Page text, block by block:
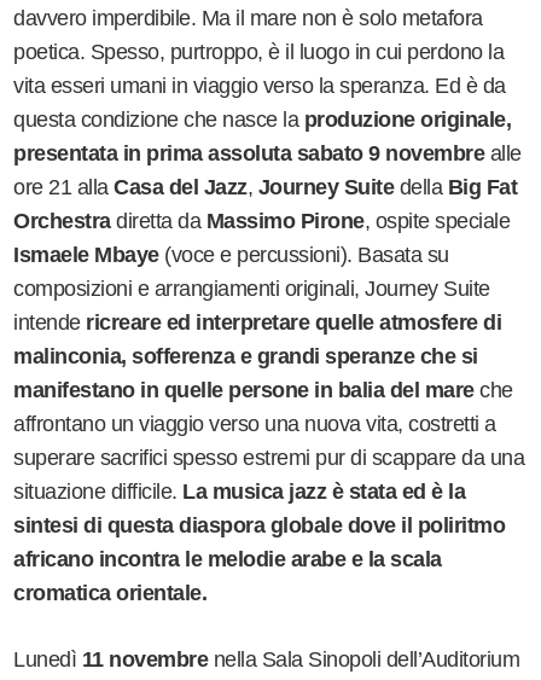
davvero imperdibile. Ma il mare non è solo metafora
poetica. Spesso, purtroppo, è il luogo in cui perdono la
vita esseri umani in viaggio verso la speranza. Ed è da
questa condizione che nasce la produzione originale,
presentata in prima assoluta sabato 9 novembrealle
ore 21 allaCasa del Jazz, Journey Suitedella Big Fat
Orchestradiretta da Massimo Pirone, ospite speciale
Ismaele Mbaye(voce e percussioni). Basata su
composizioni e arrangiamenti originali,Journey Suite
intende ricreare ed interpretare quelle atmosfere di
malinconia, sofferenza e grandi speranze che si
manifestano in quelle persone in balia del mareche
affrontano un viaggio verso una nuova vita, costretti a
superare sacrifici spesso estremi pur di scappare da una
situazione difficile. La musica jazz è stata ed è la
sintesi di questa diaspora globale dove il poliritmo
africano incontra le melodie arabe e la scala
cromatica orientale.
Lunedì 11 novembrenella Sala Sinopoli dell ’Auditorium